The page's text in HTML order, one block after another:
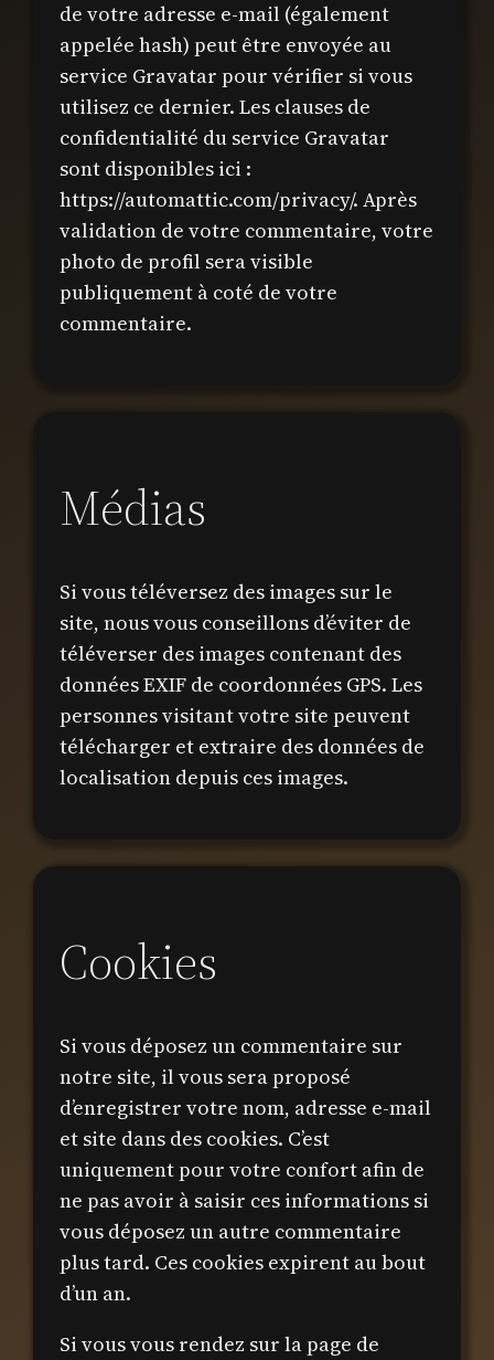
de votre adresse e-mail (également
appelée hash) peut être envoyée au
service Gravatar pour vérifier si vous
utilisez ce dernier. Les clauses de
confidentialité du service Gravatar
sont disponibles ici :
https://automattic.com/privacy/. Après
validation de votre commentaire, votre
photo de profil sera visible
publiquement à coté de votre
commentaire.
Médias
Si vous téléversez des images sur le
site, nous vous conseillons d’éviter de
téléverser des images contenant des
données EXIF de coordonnées GPS. Les
personnes visitant votre site peuvent
télécharger et extraire des données de
localisation depuis ces images.
Cookies
Si vous déposez un commentaire sur
notre site, il vous sera proposé
d’enregistrer votre nom, adresse e-mail
et site dans des cookies. C’est
uniquement pour votre confort afin de
ne pas avoir à saisir ces informations si
vous déposez un autre commentaire
plus tard. Ces cookies expirent au bout
d’un an.
Si vous vous rendez sur la page de